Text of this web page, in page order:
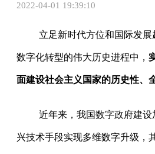
2022-04-01 19:39:10
立足新时代方位和国际发
数字化转型的伟大历史进程中，
面建设社会主义国家的历史性、
近年来，我国数字政府建
兴技术手段实现多维数字升级，